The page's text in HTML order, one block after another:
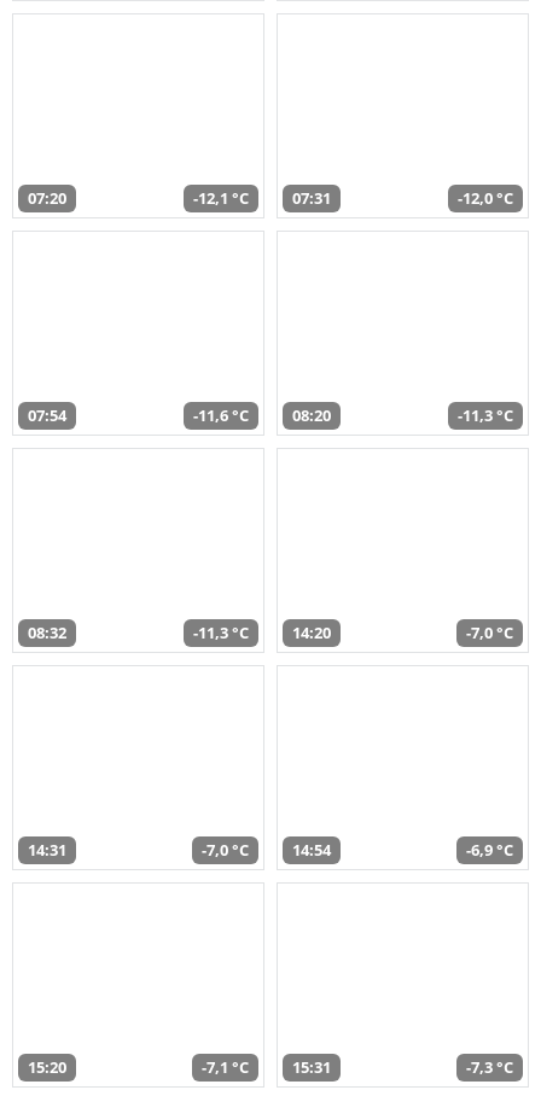
07:20 -12,1 °C 07:31 -12,0 °C
07:54 -11,6 °C 08:20 -11,3 °C
08:32 -11,3 °C 14:20 -7,0 °C
14:31 -7,0 °C 14:54 -6,9 °C
15:20 -7,1 °C 15:31 -7,3 °C